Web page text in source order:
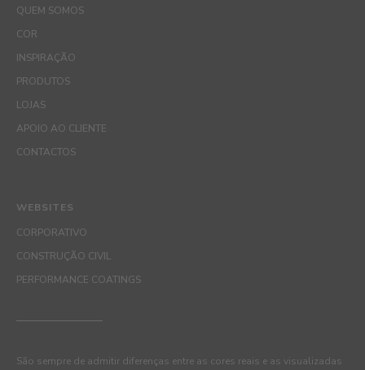
QUEM SOMOS
COR
INSPIRAÇÃO
PRODUTOS
LOJAS
APOIO AO CLIENTE
CONTACTOS
WEBSITES
CORPORATIVO
CONSTRUÇÃO CIVIL
PERFORMANCE COATINGS
São sempre de admitir diferenças entre as cores reais e as visualizadas